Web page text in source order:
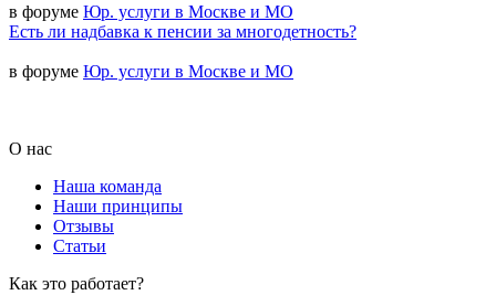
в форуме Юр. услуги в Москве и МО
Есть ли надбавка к пенсии за многодетность?
в форуме Юр. услуги в Москве и МО
О нас
Наша команда
Наши принципы
Отзывы
Статьи
Как это работает?